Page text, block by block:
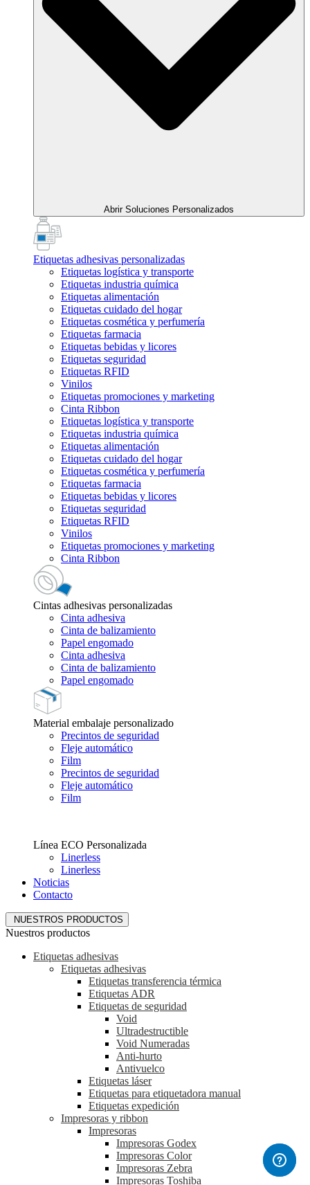
Abrir Soluciones Personalizados
Etiquetas adhesivas personalizadas
Etiquetas logística y transporte
Etiquetas industria química
Etiquetas alimentación
Etiquetas cuidado del hogar
Etiquetas cosmética y perfumería
Etiquetas farmacia
Etiquetas bebidas y licores
Etiquetas seguridad
Etiquetas RFID
Vinilos
Etiquetas promociones y marketing
Cinta Ribbon
Etiquetas logística y transporte
Etiquetas industria química
Etiquetas alimentación
Etiquetas cuidado del hogar
Etiquetas cosmética y perfumería
Etiquetas farmacia
Etiquetas bebidas y licores
Etiquetas seguridad
Etiquetas RFID
Vinilos
Etiquetas promociones y marketing
Cinta Ribbon
Cintas adhesivas personalizadas
Cinta adhesiva
Cinta de balizamiento
Papel engomado
Cinta adhesiva
Cinta de balizamiento
Papel engomado
Material embalaje personalizado
Precintos de seguridad
Fleje automático
Film
Precintos de seguridad
Fleje automático
Film
Línea ECO Personalizada
Linerless
Linerless
Noticias
Contacto
NUESTROS PRODUCTOS
Nuestros productos
Etiquetas adhesivas
Etiquetas adhesivas
Etiquetas transferencia térmica
Etiquetas ADR
Etiquetas de seguridad
Void
Ultradestructible
Void Numeradas
Anti-hurto
Antivuelco
Etiquetas láser
Etiquetas para etiquetadora manual
Etiquetas expedición
Impresoras y ribbon
Impresoras
Impresoras Godex
Impresoras Color
Impresoras Zebra
Impresoras Toshiba